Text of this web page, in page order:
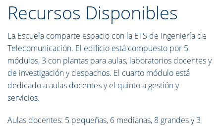
Recursos Disponibles
La Escuela comparte espacio con la ETS de Ingeniería de
Telecomunicación. El edificio está compuesto por 5
módulos, 3 con plantas para aulas, laboratorios docentes y
de investigación y despachos. El cuarto módulo está
dedicado a aulas docentes y el quinto a gestión y
servicios.
Aulas docentes: 5 pequeñas, 6 medianas, 8 grandes y 3